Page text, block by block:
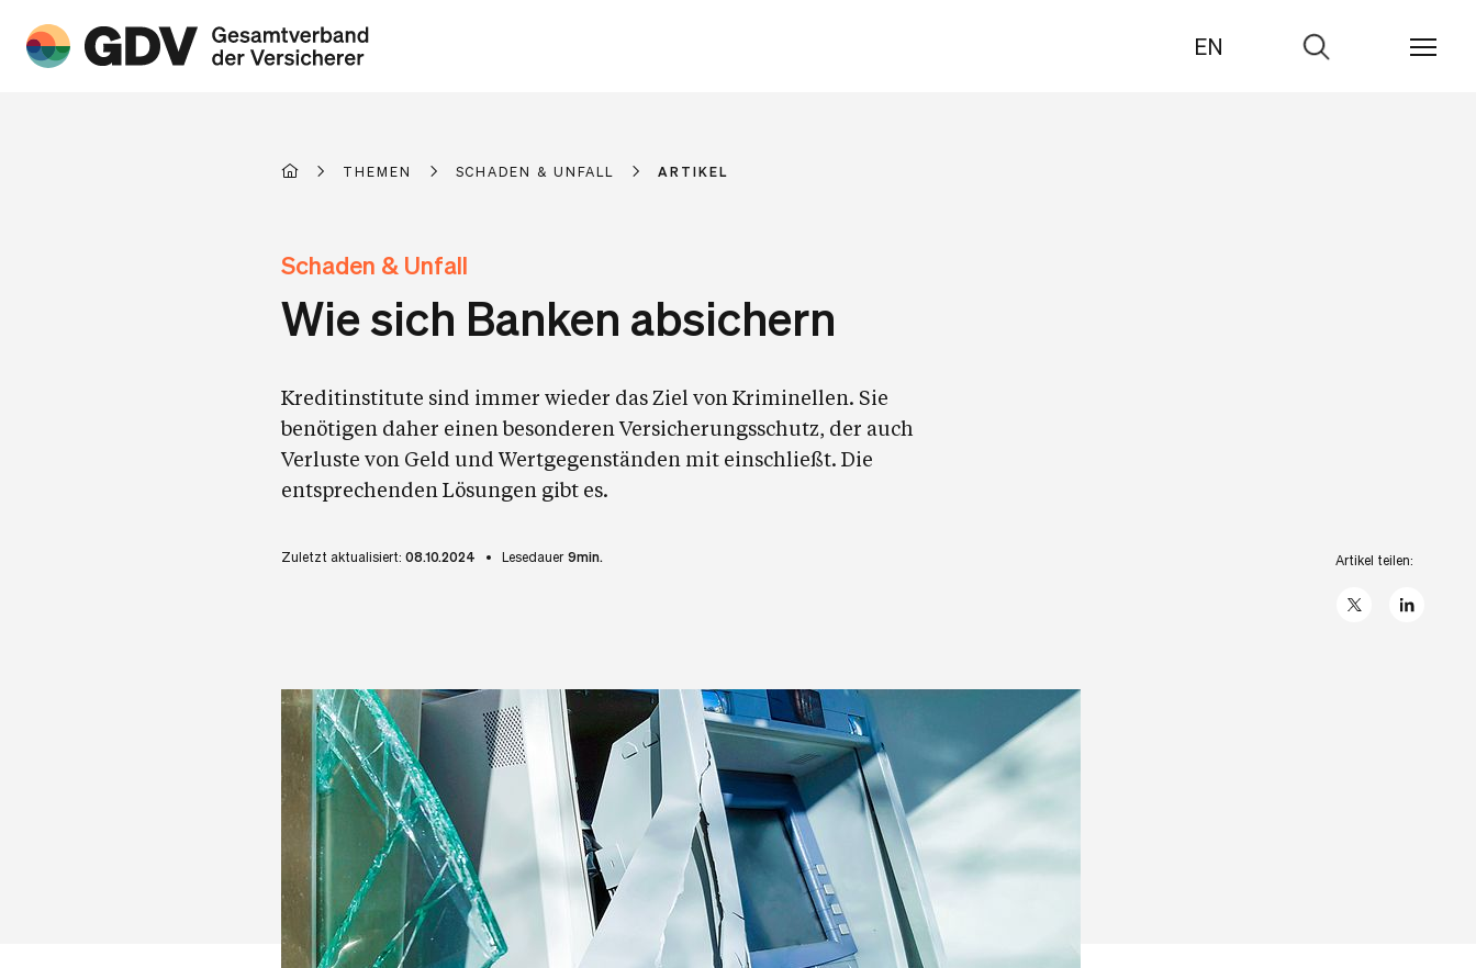
EN
Zur
THEMEN SCHADEN & UNFALL ARTIKEL
Schaden & Unfall
Wie sich Banken absichern
Kreditinstitute sind immer wieder das Ziel von Kriminellen. Sie
benötigen daher einen besonderen Versicherungsschutz, der auch
Verluste von Geld und Wertgegenständen mit einschließt. Die
entsprechenden Lösungen gibt es.
Zuletzt aktualisiert: 08.10.2024 Lesedauer 9min. Artikel teilen:
X linkedIn